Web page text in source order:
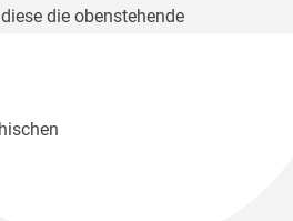
die obenstehende